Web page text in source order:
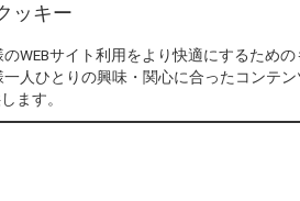
ッキー
WEBサイト利用をより快適にするため
人ひとりの興味・関心に合ったコンテン
ます。